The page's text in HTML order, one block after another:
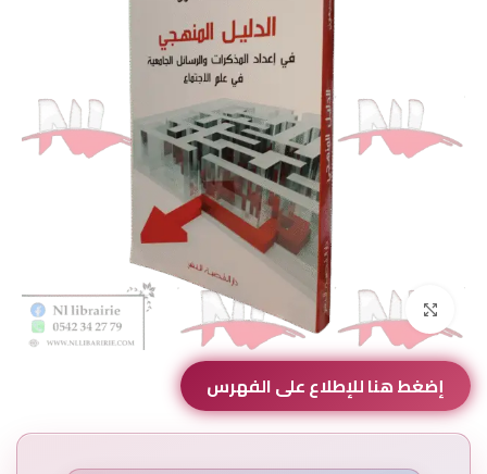
Click to enlarge
إضغط هنا للإطلاع على الفهرس